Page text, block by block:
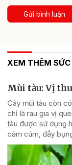
Gửi bình luận
XEM THÊM SỨC
Mùi tàu: Vị
Cây mùi tàu còn
chỉ là rau gia vị
tàu được sử dụng
cảm cúm, đầy